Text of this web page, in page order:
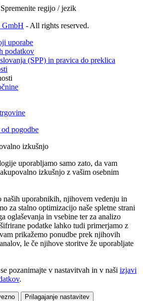
Spremenite regijo / jezik
GmbH - All rights reserved.
uporabe
podatkov
(SPP) in pravica do preklica
pogodbe
izkušnjo
uporabljamo samo zato, da vam
izkušnjo z vašim osebnim
naših uporabnikih, njihovem vedenju in
za stalno optimizacijo naše spletne strani
oglaševanja in vsebine ter za analizo
podatke lahko tudi primerjamo z
prikažemo ponudbe prek njihovih
le če njihove storitve že uporabljate
pozanimajte v nastavitvah in v naši izjavi
.
Prilagajanje nastavitev